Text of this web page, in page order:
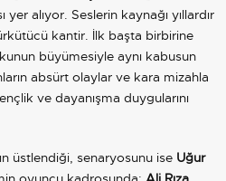
yer alıyor. Seslerin kaynağı yıllardır
kantir. İlk başta birbirine
büyümesiyle aynı kabusun
absürt olaylar ve kara mizahla
ve dayanışma duygularını
üstlendiği, senaryosunu ise Uğur